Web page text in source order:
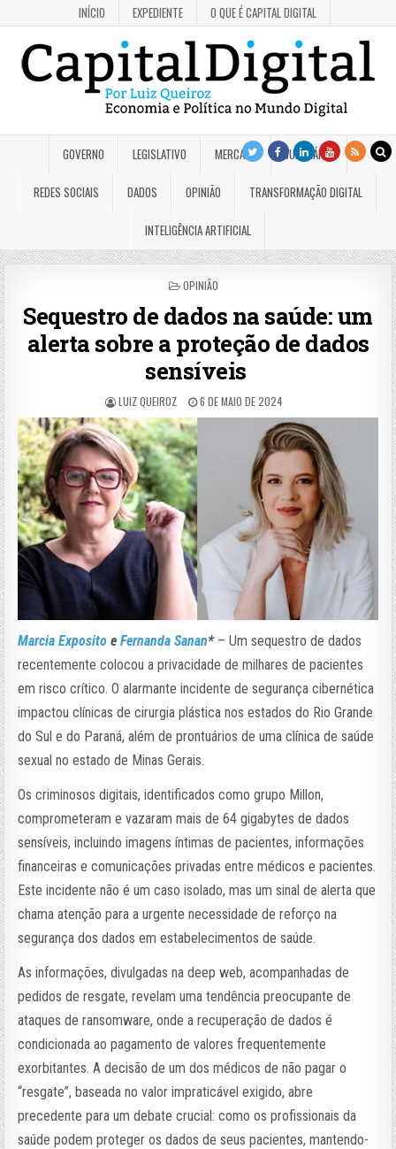
INÍCIO EXPEDIENTE O QUE É CAPITAL DIGITAL
GOVERNO LEGISLATIVO MERCADO JUDICIÁRIO
REDES SOCIAIS DADOS OPINIÃO TRANSFORMAÇÃO DIGITAL
INTELIGÊNCIA ARTIFICIAL
POSTED
OPINIÃO
Sequestro de dados na saúde: um
alerta sobre a proteção de dados
sensíveis
LUIZ QUEIROZ 6 DE MAIO DE 2024
Marcia ExpositoeFernanda Sanan* – Um sequestro de dados
recentemente colocou a privacidade de milhares de pacientes
em risco crítico. O alarmante incidente de segurança cibernética
impactou clínicas de cirurgia plástica nos estados do Rio Grande
do Sul e do Paraná, além de prontuários de uma clínica de saúde
sexual no estado de Minas Gerais.
Os criminosos digitais, identificados como grupo Millon,
comprometeram e vazaram mais de 64 gigabytes de dados
sensíveis, incluindo imagens íntimas de pacientes, informações
financeiras e comunicações privadas entre médicos e pacientes.
Este incidente não é um caso isolado, mas um sinal de alerta que
chama atenção para a urgente necessidade de reforço na
segurança dos dados em estabelecimentos de saúde.
As informações, divulgadas na deep web, acompanhadas de
pedidos de resgate, revelam uma tendência preocupante de
ataques de ransomware, onde a recuperação de dados é
condicionada ao pagamento de valores frequentemente
exorbitantes. A decisão de um dos médicos de não pagar o
“resgate”, baseada no valor impraticável exigido, abre
precedente para um debate crucial: como os profissionais da
saúde podem proteger os dados de seus pacientes, mantendo-